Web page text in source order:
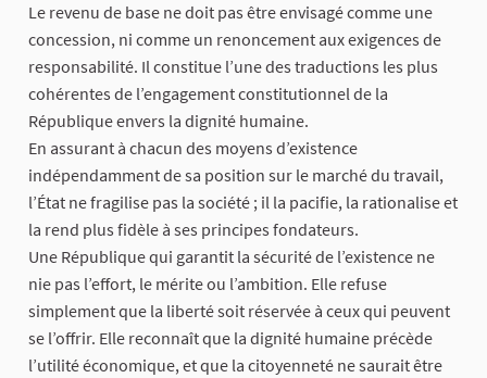
Le revenu de base ne doit pas être envisagé comme une
concession, ni comme un renoncement aux exigences de
responsabilité. Il constitue l’une des traductions les plus
cohérentes de l’engagement constitutionnel de la
République envers la dignité humaine.
En assurant à chacun des moyens d’existence
indépendamment de sa position sur le marché du travail,
l’État ne fragilise pas la société ; il la pacifie, la rationalise et
la rend plus fidèle à ses principes fondateurs.
Une République qui garantit la sécurité de l’existence ne
nie pas l’effort, le mérite ou l’ambition. Elle refuse
simplement que la liberté soit réservée à ceux qui peuvent
se l’offrir. Elle reconnaît que la dignité humaine précède
l’utilité économique, et que la citoyenneté ne saurait être